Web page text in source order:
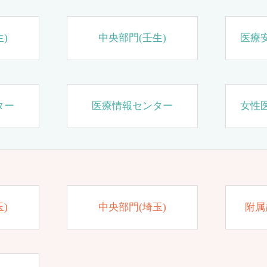
) 中央部門(壬生) 医療
ー 医療情報センター 女性
) 中央部門(埼玉) 附